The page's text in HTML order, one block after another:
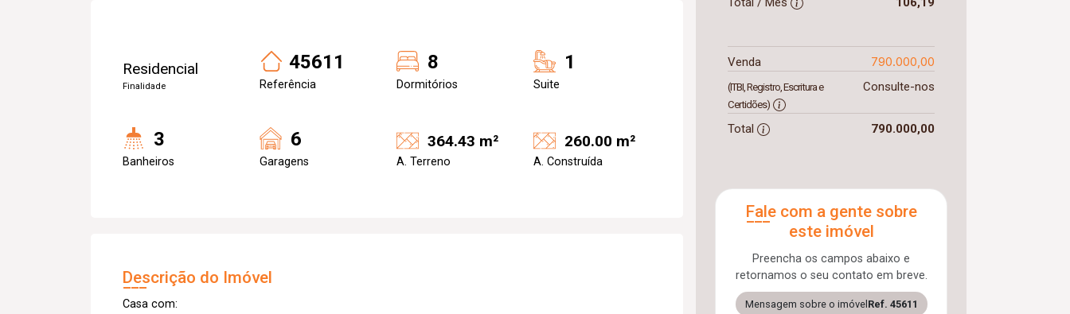
Residencial
Finalidade
45611
Referência
8
Dormitórios
1
Suite
3
Banheiros
6
Garagens
364.43 m²
A. Terreno
260.00 m²
A. Construída
Descrição do Imóvel
Casa com:
Venda 790.000,00
(ITBI, Registro, Escritura e
Certidões)
Consulte-nos
Total 790.000,00
Fale com a gente sobre
este imóvel
Preencha os campos abaixo e
retornamos o seu contato em breve.
Mensagem sobre o imóvel Ref. 45611